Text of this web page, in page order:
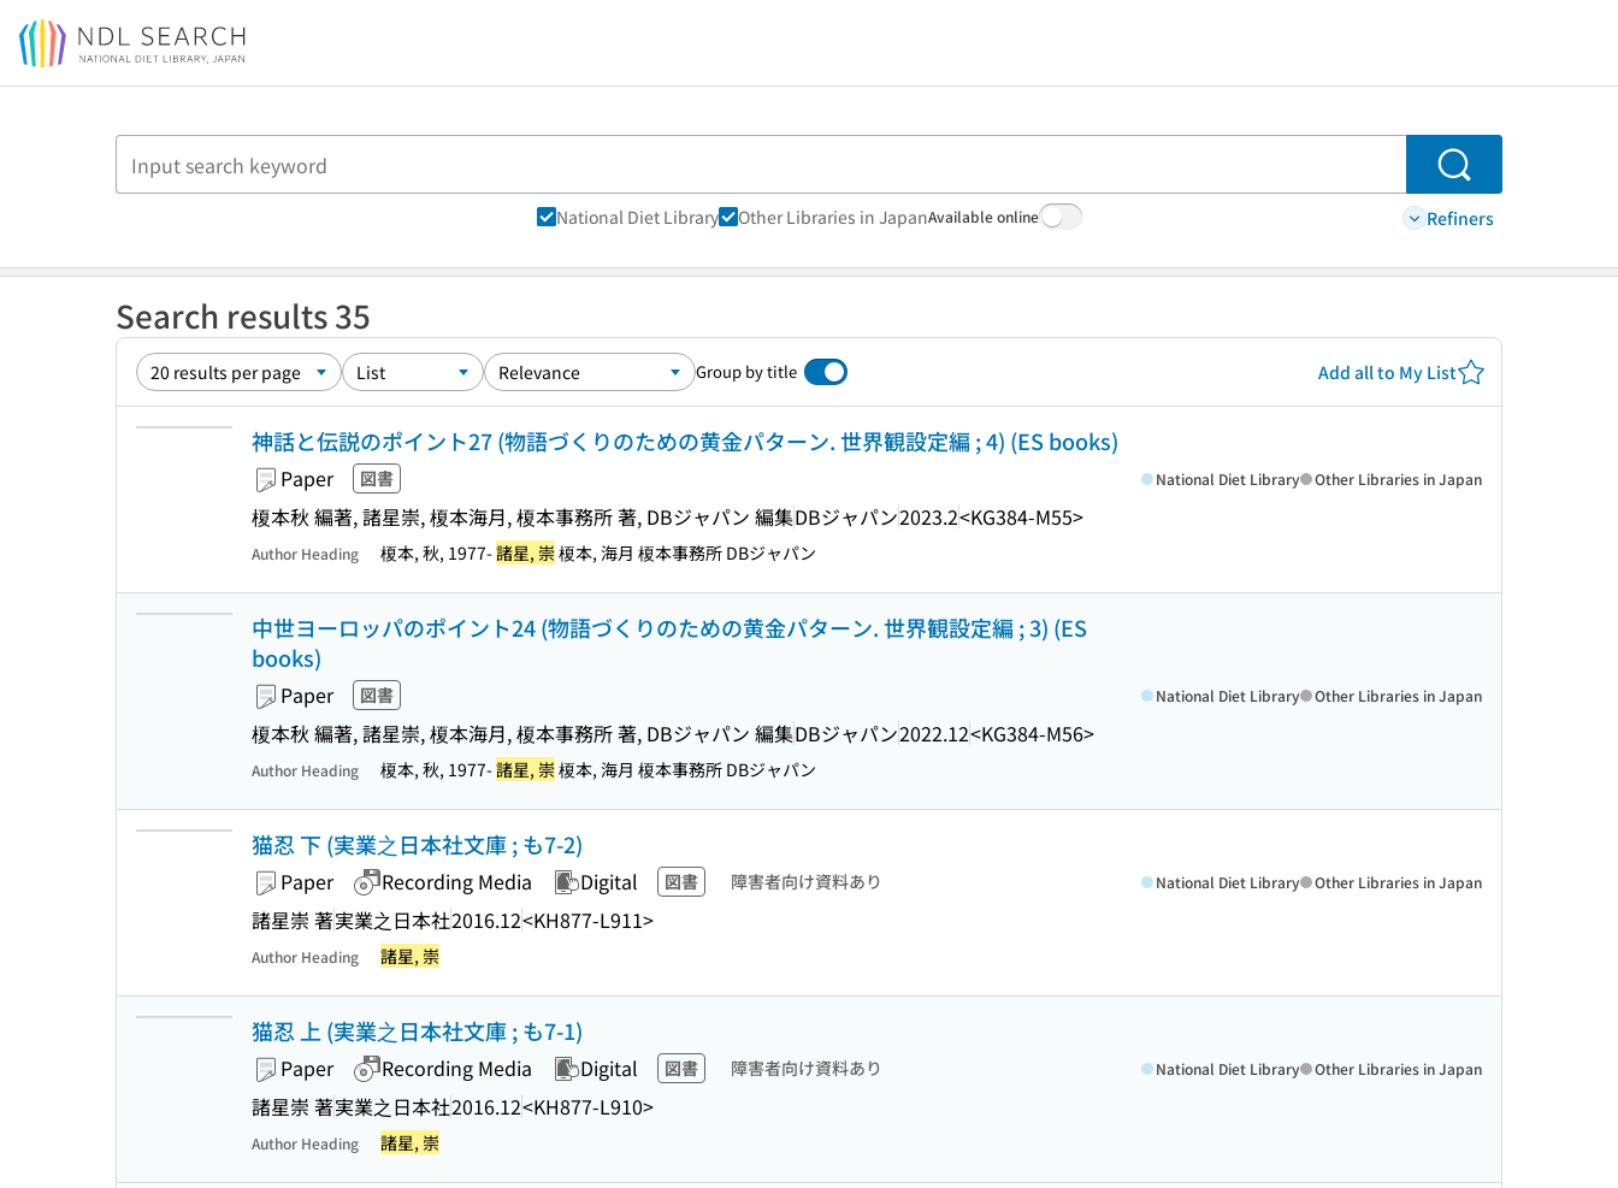
Jump to main content
Search
National Diet Library Other Libraries in JapanAvailable online Refiners
Search results 35
Group by title Add all to My List
神話と伝説のポイント27 (物語づくりのための黄金パターン. 世界観設定編 ; 4) (ES books)
Paper 図書
榎本秋 編著, 諸星崇, 榎本海月, 榎本事務所 著, DBジャパン 編集DBジャパン2023.2<KG384-M55>
National Diet Library Other Libraries in Japan
Author Heading 榎本, 秋, 1977-諸星, 崇 榎本, 海月 榎本事務所 DBジャパン
中世ヨーロッパのポイント24 (物語づくりのための黄金パターン. 世界観設定編 ; 3) (ES
books)
Paper 図書
榎本秋 編著, 諸星崇, 榎本海月, 榎本事務所 著, DBジャパン 編集DBジャパン2022.12<KG384-M56>
National Diet Library Other Libraries in Japan
Author Heading 榎本, 秋, 1977-諸星, 崇 榎本, 海月 榎本事務所 DBジャパン
猫忍 下 (実業之日本社文庫 ; も7-2)
Paper Recording Media Digital 図書 障害者向け資料あり
諸星崇 著実業之日本社2016.12<KH877-L911>
National Diet Library Other Libraries in Japan
Author Heading 諸星, 崇
猫忍 上 (実業之日本社文庫 ; も7-1)
Paper Recording Media Digital 図書 障害者向け資料あり
諸星崇 著実業之日本社2016.12<KH877-L910>
National Diet Library Other Libraries in Japan
Author Heading 諸星, 崇